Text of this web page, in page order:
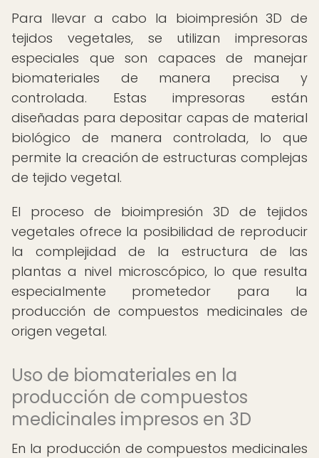
Para llevar a cabo la bioimpresión 3D de
tejidos vegetales, se utilizan impresoras
especiales que son capaces de manejar
biomateriales de manera precisa y
controlada. Estas impresoras están
diseñadas para depositar capas de material
biológico de manera controlada, lo que
permite la creación de estructuras complejas
de tejido vegetal.
El proceso de bioimpresión 3D de tejidos
vegetales ofrece la posibilidad de reproducir
la complejidad de la estructura de las
plantas a nivel microscópico, lo que resulta
especialmente prometedor para la
producción de compuestos medicinales de
origen vegetal.
Uso de biomateriales en la
producción de compuestos
medicinales impresos en 3D
En la producción de compuestos medicinales